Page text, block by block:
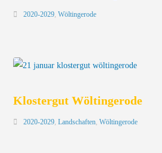
2020-2029,Wöltingerode
Klostergut Wöltingerode
2020-2029,Landschaften,Wöltingerode